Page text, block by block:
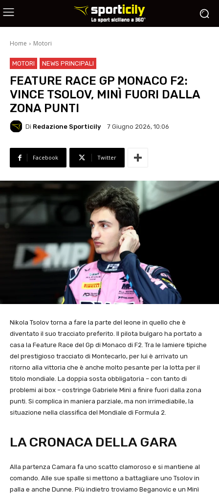
Home Motori
MOTORI NEWS PRINCIPALI
FEATURE RACE GP MONACO F2:
VINCE TSOLOV, MINÌ FUORI DALLA
ZONA PUNTI
Di Redazione Sporticily 7 Giugno 2026, 10:06
Facebook Twitter
Nikola Tsolov torna a fare la parte del leone in quello che è
diventato il suo tracciato preferito. Il pilota bulgaro ha portato a
casa la Feature Race del Gp di Monaco di F2. Tra le lamiere tipiche
del prestigioso tracciato di Montecarlo, per lui è arrivato un
ritorno alla vittoria che è anche molto pesante per la lotta per il
titolo mondiale. La doppia sosta obbligatoria – con tanto di
problemi ai box – costringe Gabriele Minì a finire fuori dalla zona
punti. Si complica in maniera parziale, ma non irrimediabile, la
situazione nella classifica del Mondiale di Formula 2.
LA CRONACA DELLA GARA
Alla partenza Camara fa uno scatto clamoroso e si mantiene al
comando. Alle sue spalle si mettono a battagliare uno Tsolov in
palla e anche Dunne. Più indietro troviamo Beganovic e un Minì